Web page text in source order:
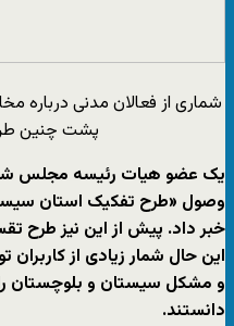
شماری از فعالان مدنی درباره
پشت چنین
یک عضو هیات رئیسه مجلس
وصول «طرح تفکیک استان
خبر داد. پیش از این نیز طرح
این حال شمار زیادی از
و مشکل سیستان و بلوچستان
دانستند.